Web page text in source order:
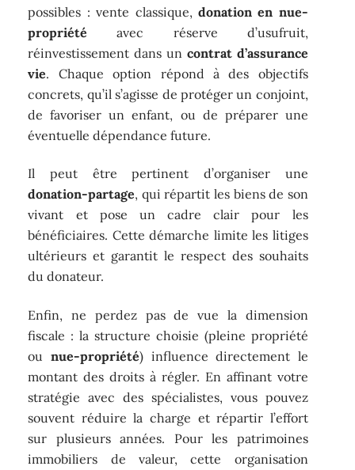
possibles : vente classique, donation en nue-
propriété avec réserve d’usufruit,
réinvestissement dans un contrat d’assurance
vie. Chaque option répond à des objectifs
concrets, qu’il s’agisse de protéger un conjoint,
de favoriser un enfant, ou de préparer une
éventuelle dépendance future.
Il peut être pertinent d’organiser une
donation-partage, qui répartit les biens de son
vivant et pose un cadre clair pour les
bénéficiaires. Cette démarche limite les litiges
ultérieurs et garantit le respect des souhaits
du donateur.
Enfin, ne perdez pas de vue la dimension
fiscale : la structure choisie (pleine propriété
ou nue-propriété) influence directement le
montant des droits à régler. En affinant votre
stratégie avec des spécialistes, vous pouvez
souvent réduire la charge et répartir l’effort
sur plusieurs années. Pour les patrimoines
immobiliers de valeur, cette organisation